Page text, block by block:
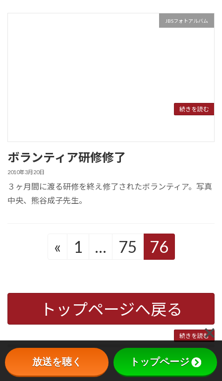
続きを読む
JBSフォトアルバム
ボランティア研修修了
2010年3月20日
３ヶ月間に渡る研修を終え修了されたボランティア。写真
中央、熊谷成子先生。
続きを読む
« 1 … 75 76
トップページへ戻る
放送を聴く トップページ